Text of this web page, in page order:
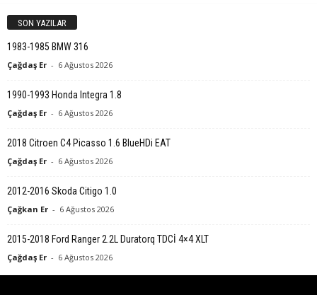
SON YAZILAR
1983-1985 BMW 316
Çağdaş Er - 6 Ağustos 2026
1990-1993 Honda Integra 1.8
Çağdaş Er - 6 Ağustos 2026
2018 Citroen C4 Picasso 1.6 BlueHDi EAT
Çağdaş Er - 6 Ağustos 2026
2012-2016 Skoda Citigo 1.0
Çağkan Er - 6 Ağustos 2026
2015-2018 Ford Ranger 2.2L Duratorq TDCİ 4×4 XLT
Çağdaş Er - 6 Ağustos 2026